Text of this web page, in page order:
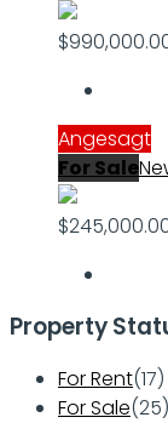
Angesagt
For Sale
Property
For Rent(17)
For Sale(25)